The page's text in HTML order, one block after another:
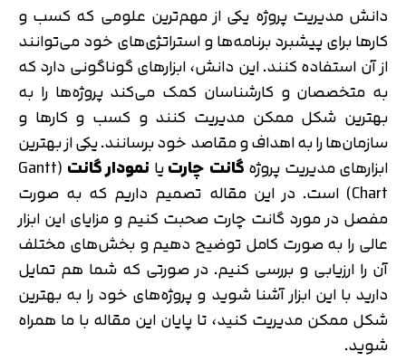
دانش مدیریت پروژه یکی از مهم‌ترین علومی که کسب و
کارها برای پیشبرد برنامه‌ها و استراتژی‌های خود می‌توانند
از آن استفاده کنند. این دانش، ابزارهای گوناگونی دارد که
به متخصصان و کارشناسان کمک می‌کند پروژه‌ها را به
بهترین شکل ممکن مدیریت کنند و کسب و کارها و
سازمان‌ها را به اهداف و مقاصد خود برسانند. یکی از بهترین
ابزارهای مدیریت پروژهگانت چارتیا نمودار گانت (Gantt
Chart) است. در این مقاله تصمیم داریم که به صورت
مفصل در مورد گانت چارت صحبت کنیم و مزایای این ابزار
عالی را به صورت کامل توضیح دهیم و بخش‌های مختلف
آن را ارزیابی و بررسی کنیم. در صورتی که شما هم تمایل
دارید با این ابزار آشنا شوید و پروژه‌های خود را به بهترین
شکل ممکن مدیریت کنید، تا پایان این مقاله با ما همراه
شوید.